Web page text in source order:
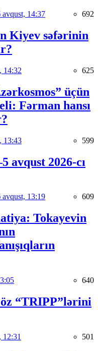
avqust, 14:37 692
Kiyev səfərinin
14:32 625
üçün
Fərman hansı
13:43 599
avqust 2026-cı
avqust, 13:19 609
Tokayevin
640
“TRIPP”lərini
12:31 501